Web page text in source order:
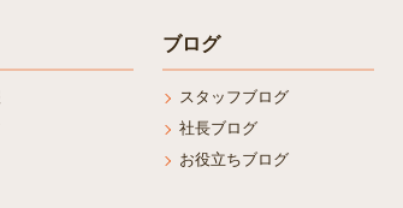
ブログ
スタッフブログ
社長ブログ
お役立ちブログ